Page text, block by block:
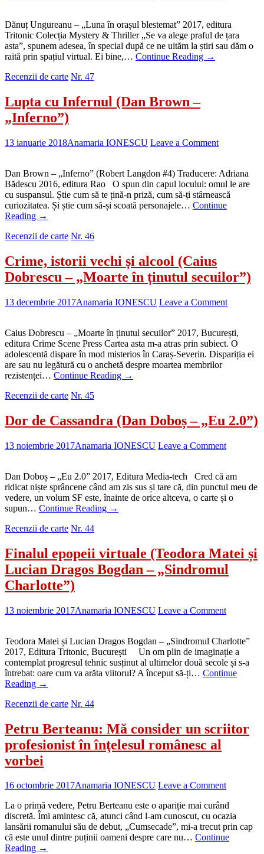
Dănuț Ungureanu – „Luna în orașul blestemat” 2017, editura
Tritonic Colecția Mystery & Thriller „Se va alege praful de țara
asta”, spunem adesea, în special după ce ne uităm la știri sau dăm o
raită prin spațiul virtual. Ei bine,… Continue Reading →
Recenzii de carte Nr. 47
Lupta cu Infernul (Dan Brown –
„Inferno”)
13 ianuarie 2018Anamaria IONESCU Leave a Comment
Dan Brown – „Inferno” (Robert Langdon #4) Traducere: Adriana
Bădescu 2016, editura Rao O spun din capul locului: omul le are
cu suspansul. Știe cum să te țină-n priză, cum să-ți stârnească
curiozitatea. Și știe cum să-și scoată personajele… Continue
Reading →
Recenzii de carte Nr. 46
Crime, istorii vechi și alcool (Caius
Dobrescu – „Moarte în ținutul secuilor”)
13 decembrie 2017Anamaria IONESCU Leave a Comment
Caius Dobrescu – „Moarte în ținutul secuilor” 2017, București,
editura Crime Scene Press Cartea asta m-a atras prin subiect. O
adolescentă dispare în mod misterios în Caraș-Severin. Dispariția ei
are sau nu legătură cu o anchetă despre moartea membrilor
rezistenței… Continue Reading →
Recenzii de carte Nr. 45
Dor de Cassandra (Dan Doboș – „Eu 2.0”)
13 noiembrie 2017Anamaria IONESCU Leave a Comment
Dan Doboș – „Eu 2.0” 2017, Editura Media-tech Cred că am
ridicat niște sprâncene când am zis sus și tare că, din punctul meu de
vedere, un volum SF este, înainte de orice altceva, o carte și o
supun… Continue Reading →
Recenzii de carte Nr. 44
Finalul epopeii virtuale (Teodora Matei și
Lucian Dragos Bogdan – „Sindromul
Charlotte”)
13 noiembrie 2017Anamaria IONESCU Leave a Comment
Teodora Matei și Lucian Dragos Bogdan – „Sindromul Charlotte”
2017, Editura Tritonic, București Un om plin de imaginație a
contemplat progresul tehnic susținut al ultimelor două secole și s-a
întrebat: oare cum va arăta viitorul? A început să-ți… Continue
Reading →
Recenzii de carte Nr. 44
Petru Berteanu: Mă consider un scriitor
profesionist în înţelesul românesc al
vorbei
16 octombrie 2017Anamaria IONESCU Leave a Comment
La o primă vedere, Petru Berteanu este o apariție mai curând
discretă. Îmi amintesc că, atunci când l-am cunoscut, cu ocazia
lansării romanului său de debut, „Cumsecade”, mi-a trecut prin cap
că este unul dintre puținii oameni despre care nu… Continue
Reading →